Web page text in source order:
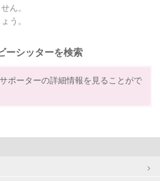
ん。
う。
ーシッターを検索
ポーターの詳細情報を見ることがで